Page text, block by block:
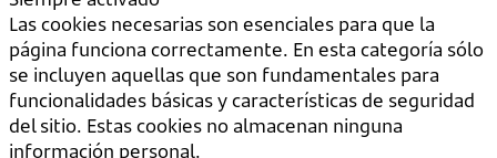
Las cookies necesarias son esenciales para que la
página funciona correctamente. En esta categoría sólo
se incluyen aquellas que son fundamentales para
funcionalidades básicas y características de seguridad
del sitio. Estas cookies no almacenan ninguna
información personal.